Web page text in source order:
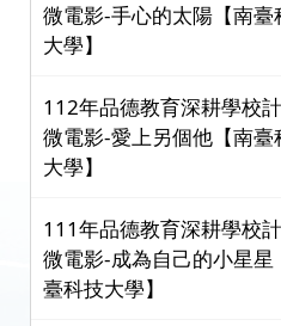
微電影-手心的太陽【南臺
大學】
112年品德教育深耕學校
微電影-愛上另個他【南臺
大學】
111年品德教育深耕學校
微電影-成為自己的小星星
臺科技大學】